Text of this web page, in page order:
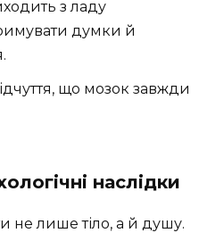
з ладу
думки й
що мозок завжди
наслідки
не лише тіло, а й душу.